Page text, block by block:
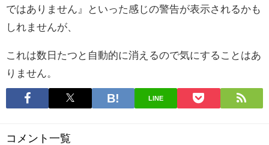
ではありません』といった感じの警告が表示されるかも
しれませんが、
これは数日たつと自動的に消えるので気にすることはあ
りません。
LINE
コメント一覧